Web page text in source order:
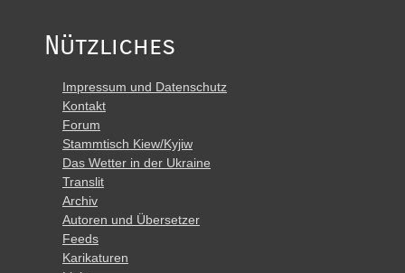
Nützliches
Impressum und Datenschutz
Kontakt
Forum
Stammtisch Kiew/Kyjiw
Das Wetter in der Ukraine
Translit
Archiv
Autoren und Übersetzer
Feeds
Karikaturen